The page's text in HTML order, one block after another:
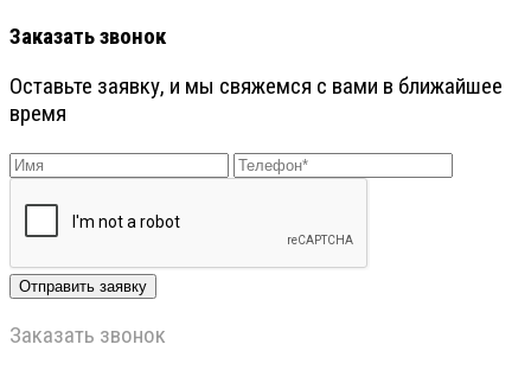
Заказать звонок
Оставьте заявку, и мы свяжемся с вами в ближайшее
время
Заказать звонок